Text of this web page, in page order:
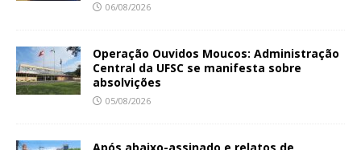
06/08/2026
Operação Ouvidos Moucos: Administração
Central da UFSC se manifesta sobre
absolvições
05/08/2026